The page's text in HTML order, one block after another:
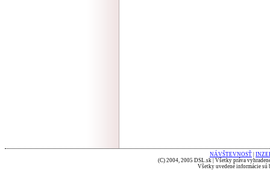
NÁVŠTEVNOSŤ
(C) 2004, 2005 DSL.sk | Všetky práva
Všetky uvedené informácie sú